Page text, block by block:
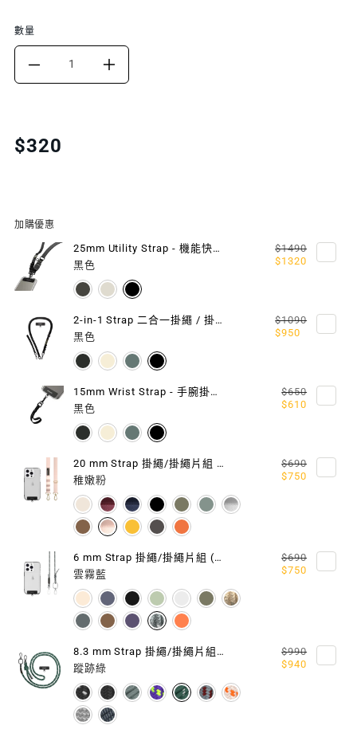
Translation
missing:
$320
數量
DECREASE
FOR
MOTION
EDITION
隨
型
掛
片
(相
容
IOS
ANDROID
手
INCREASE
EDITION
隨
型
繩
片
(相
容
IOS
/
ANDROID
機
殼)
加購優惠
25mm Utility Strap - 機能快扣掛繩 / 掛繩片組
黑色
$1490
$1320
2-in-1 Strap 二合一掛繩 / 掛繩片組
黑色
$1090
$950
15mm Wrist Strap - 手腕掛繩 / 掛繩片組
黑色
$650
$610
20 mm Strap 掛繩/掛繩片組 (相容 iOS / Android 手機殼)
稚嫩粉
$690
$750
6 mm Strap 掛繩/掛繩片組 (相容 iOS / Android 手機殼)
雲霧藍
$690
$750
8.3 mm Strap 掛繩/掛繩片組 (相容 iOS / Android 手機殼)
蹤跡綠
$990
$940